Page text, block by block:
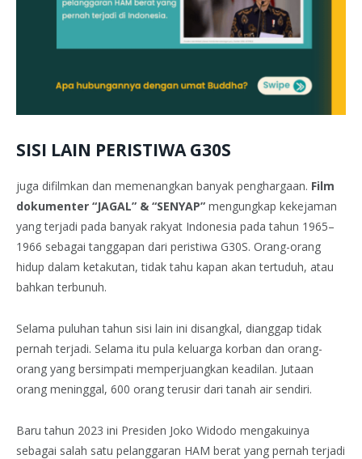
SISI LAIN PERISTIWA G30S
juga difilmkan dan memenangkan banyak penghargaan. Film
dokumenter “JAGAL” & “SENYAP” mengungkap kekejaman
yang terjadi pada banyak rakyat Indonesia pada tahun 1965–
1966 sebagai tanggapan dari peristiwa G30S. Orang-orang
hidup dalam ketakutan, tidak tahu kapan akan tertuduh, atau
bahkan terbunuh.
Selama puluhan tahun sisi lain ini disangkal, dianggap tidak
pernah terjadi. Selama itu pula keluarga korban dan orang-
orang yang bersimpati memperjuangkan keadilan. Jutaan
orang meninggal, 600 orang terusir dari tanah air sendiri.
Baru tahun 2023 ini Presiden Joko Widodo mengakuinya
sebagai salah satu pelanggaran HAM berat yang pernah terjadi